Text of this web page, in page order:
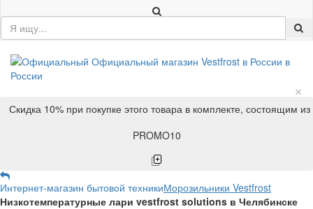
×
Скидка 10% при покупке этого товара в комплекте, состоящим
PROMO10
Интернет-магазин бытовой техникиМорозильники Vestfrost
Низкотемпературные лари vestfrost solutions в Челябинске